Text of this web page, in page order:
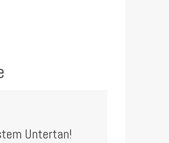
Untertan!